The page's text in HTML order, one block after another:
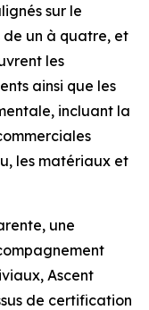
sur le
de un à quatre, et
les
ainsi que les
incluant la
les matériaux et
une
Ascent
de certification